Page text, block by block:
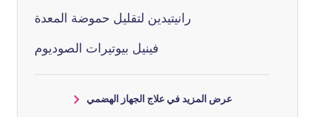
رانيتيدين لتقليل حموضة المعدة
فينيل بيوتيرات الصوديوم
عرض المزيد في علاج الجهاز الهضمي